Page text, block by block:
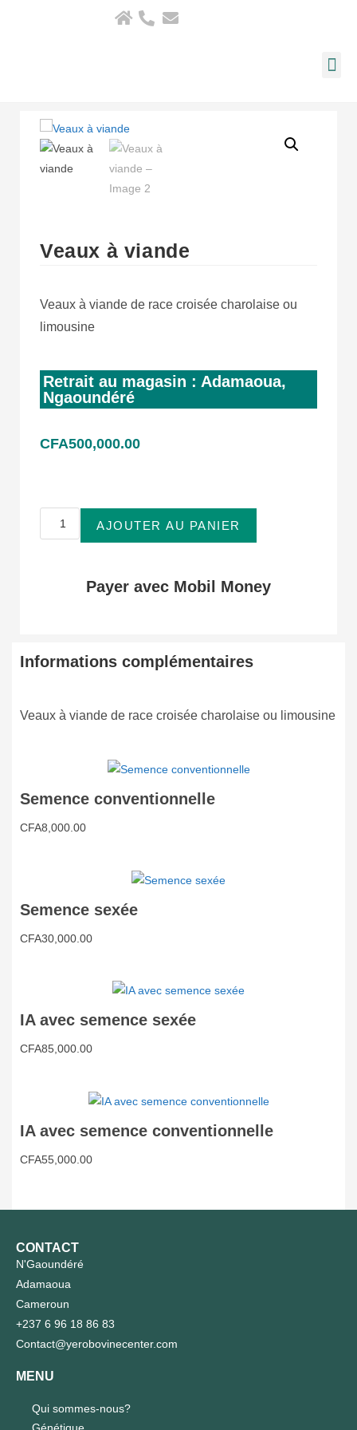
Veaux à viande
Veaux à viande de race croisée charolaise ou
limousine
Retrait au magasin : Adamaoua,
Ngaoundéré
CFA500,000.00
AJOUTER AU PANIER
Payer avec Mobil Money
Informations complémentaires
Veaux à viande de race croisée charolaise ou limousine
Semence conventionnelle
CFA8,000.00
Semence sexée
CFA30,000.00
IA avec semence sexée
CFA85,000.00
IA avec semence conventionnelle
CFA55,000.00
CONTACT
N'Gaoundéré
Adamaoua
Cameroun
+237 6 96 18 86 83
Contact@yerobovinecenter.com
MENU
Qui sommes-nous?